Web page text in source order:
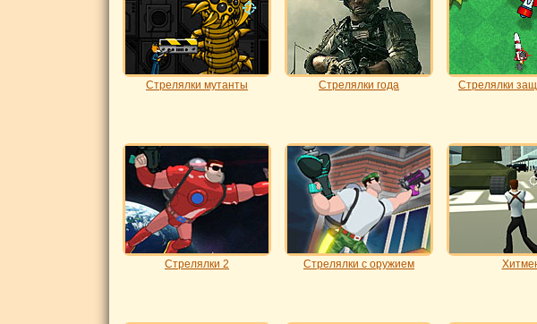
Стрелялки мутанты Стрелялки года Стрелялки
Стрелялки 2 Стрелялки с оружием